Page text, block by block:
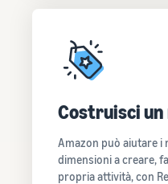
Costruisci
Amazon può aiutare i
dimensioni a creare,
propria attività, con